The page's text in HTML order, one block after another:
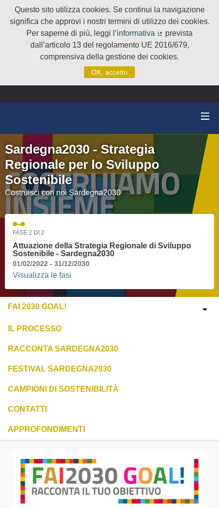
Questo sito utilizza cookies. Se continui la navigazione
significa che approvi i nostri termini di utilizzo dei cookies.
Per saperne di più, leggi l’informativa
(Collegamento
prevista
dall’articolo 13 del regolamento UE 2016/679,
comprensiva della gestione dei cookies.
OK, accetto
Sardegna2030 - Strategia
Regionale per lo Sviluppo
Sostenibile
Costruisci con noi Sardegna2030
FASE 2 DI 2
Attuazione della Strategia Regionale di Sviluppo
Sostenibile - Sardegna2030
01/02/2022 - 31/12/2030
Visualizza le fasi
FAI 2030 GOAL!
IL PROCESSO
RACCONTA SARDEGNA2030
FESTIVAL SARDEGNA2030
CAMPIONI DI SOSTENIBILITÀ
CONTATTI
APPROFONDIMENTI